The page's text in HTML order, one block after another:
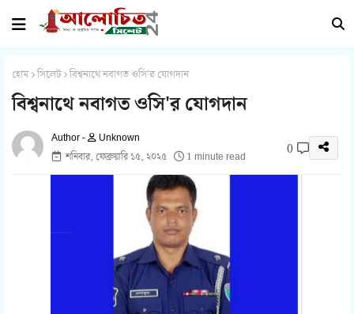
হোম সিলেট বিশ্বনাথে নবাগত ওসি'র যোগদান
বিশ্বনাথে নবাগত ওসি'র যোগদান
Unknown
শনিবার, ফেব্রুয়ারি ১৫, ২০২৫
1 minute read 0